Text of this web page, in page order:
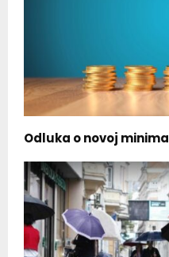
Odluka o novoj